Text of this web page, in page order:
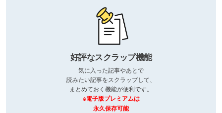
好評なスクラップ機能
気に入った記事やあとで
読みたい記事をスクラップして、
まとめておく機能が便利です。
※電子版プレミアムは
永久保存可能